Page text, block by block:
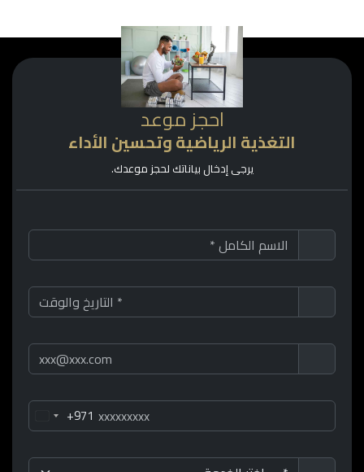
احجز موعد
التغذية الرياضية وتحسين الأداء
يرجى إدخال بياناتك لحجز موعدك.
+971